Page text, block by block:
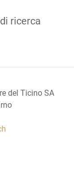
ricerca
del Ticino SA